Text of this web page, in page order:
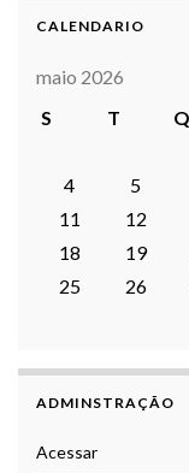
CALENDARIO
maio 2026
S
T Q
4
5
11
12
18
19
25
26
ADMINSTRAÇÃO
Acessar